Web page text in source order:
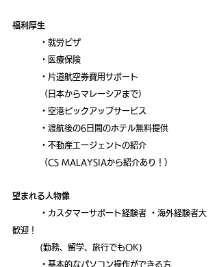
福利厚生
	・就労ビザ
	・医療保険
	・片道航空券費用サポート
	（日本からマレーシアまで）
	・空港ピックアップサービス
	・渡航後の6日間のホテル無料提供
	・不動産エージェントの紹介
（CS MALAYSIAから紹介あり！）
望まれる人物像
歓迎！
	(勤務、留学、旅行でもOK)
	・基本的なパソコン操作ができる方